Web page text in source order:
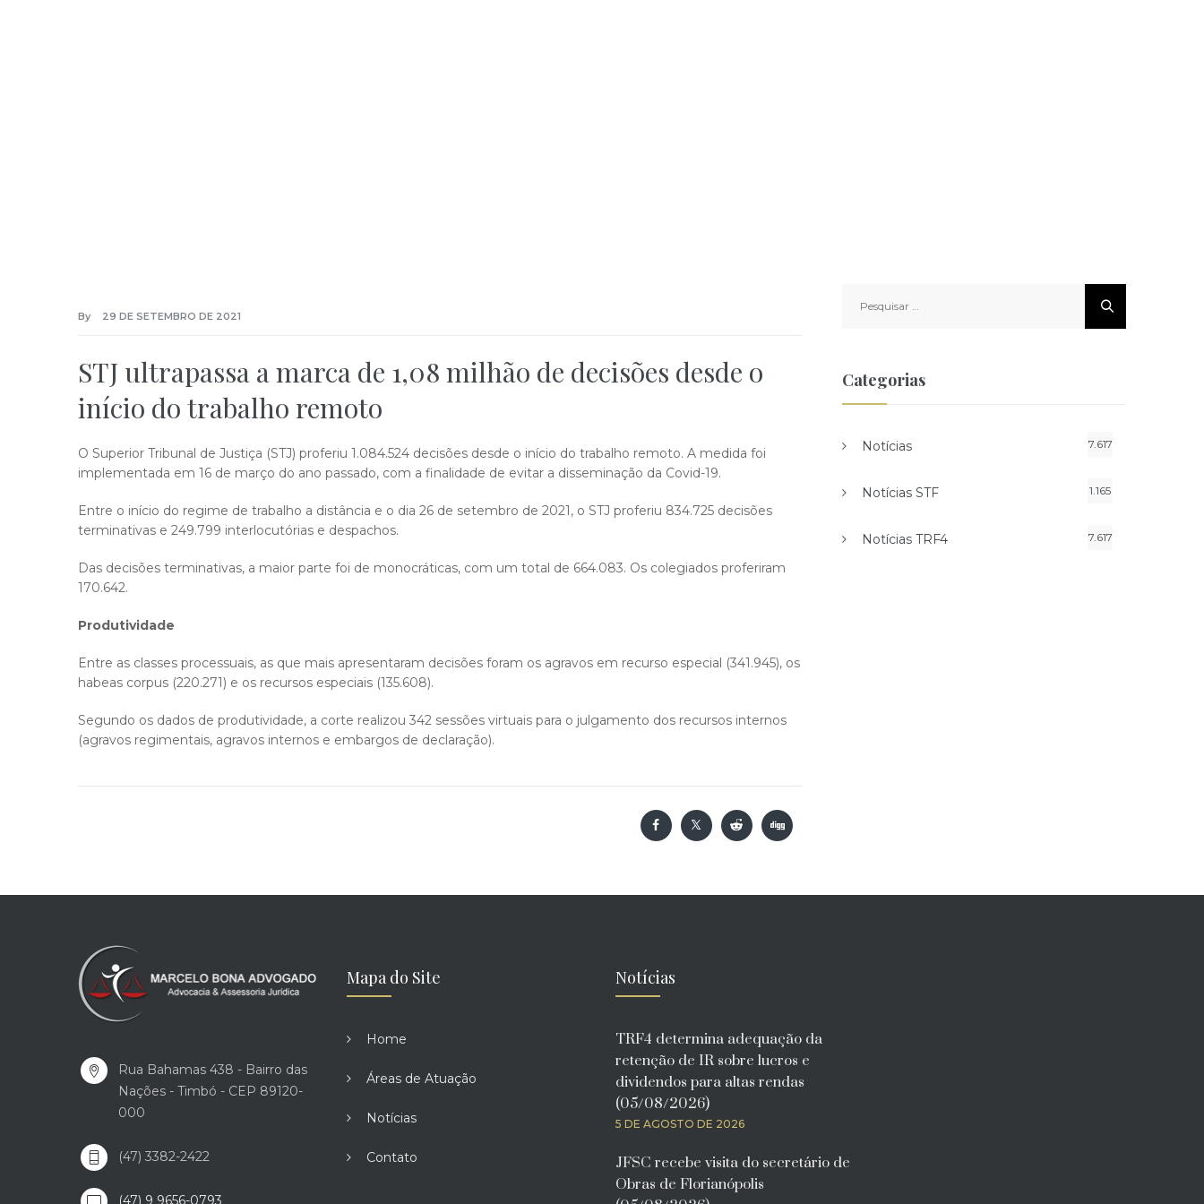
By 29 DE SETEMBRO DE 2021
STJ ultrapassa a marca de 1,08 milhão de decisões desde o
início do trabalho remoto
O Superior Tribunal de Justiça (STJ) proferiu 1.084.524 decisões desde o início do trabalho remoto. A medida foi
implementada em 16 de março do ano passado, com a finalidade de evitar a disseminação da Covid-19.
Entre o início do regime de trabalho a distância e o dia 26 de setembro de 2021, o STJ proferiu 834.725 decisões
terminativas e 249.799 interlocutórias e despachos.
Das decisões terminativas, a maior parte foi de monocráticas, com um total de 664.083. Os colegiados proferiram
170.642.
Produtividade
Entre as classes processuais, as que mais apresentaram decisões foram os agravos em recurso especial (341.945), os
habeas corpus (220.271) e os recursos especiais (135.608).
Segundo os dados de produtividade, a corte realizou 342 sessões virtuais para o julgamento dos recursos internos
(agravos regimentais, agravos internos e embargos de declaração).
por:
Categorias
Notícias 7.617
Notícias STF 1.165
Notícias TRF4 7.617
Rua Bahamas 438 - Bairro das
Nações - Timbó - CEP 89120-
000
(47) 3382-2422
(47) 9 9656-0793
Mapa do Site
Home
Áreas de Atuação
Notícias
Contato
Notícias
TRF4 determina adequação da
retenção de IR sobre lucros e
dividendos para altas rendas
(05/08/2026)
5 DE AGOSTO DE 2026
JFSC recebe visita do secretário de
Obras de Florianópolis